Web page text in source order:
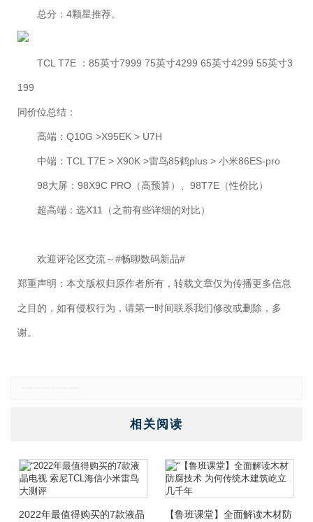
总分：4颗星推荐。
TCL T7E ：85英寸7999 75英寸4299 65英寸4299 55英寸3
199
同价位总结：
高端：Q10G >X95EK > U7H
中端：TCL T7E > X90K >雷鸟85鹤plus > 小米86ES-pro
98大屏：98X9C PRO（高预算）、98T7E（性价比）
超高端：选X11（之前有些详细的对比）
欢迎评论区交流～#畅聊数码新品#
郑重声明：本文版权归原作者所有，转载文章仅为传播更多信息
之目的，如有侵权行为，请第一时间联系我们修改或删除，多
谢。
相关阅读
2022年最值得购买的7款液晶
【鲁班课堂】全面解读木材防